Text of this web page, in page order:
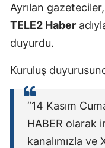
Ayrılan
TELE2 Haber
duyurdu.
Kuruluş
“14 Kasım
HABER olarak
kanalımızla